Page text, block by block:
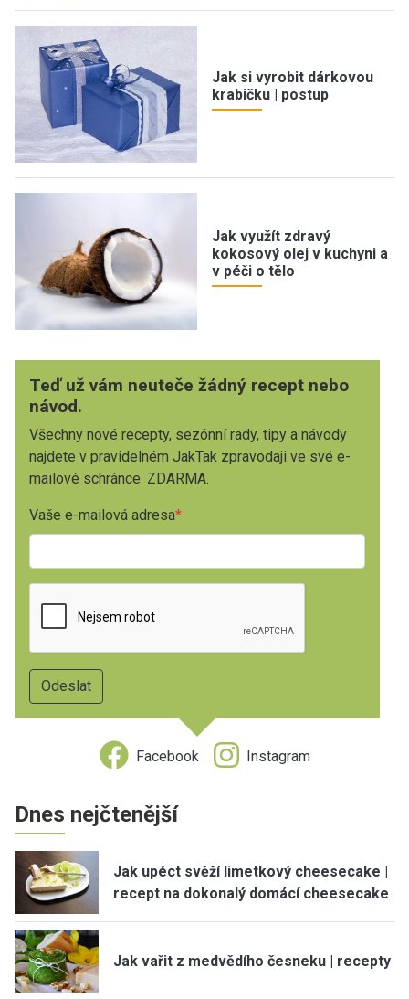
Jak si vyrobit dárkovou
krabičku | postup
Jak využít zdravý
kokosový olej v kuchyni a
v péči o tělo
Teď už vám neuteče žádný recept nebo
návod.
Všechny nové recepty, sezónní rady, tipy a návody
najdete v pravidelném JakTak zpravodaji ve své e-
mailové schránce. ZDARMA.
Vaše e-mailová adresa
Facebook Instagram
Dnes nejčtenější
Jak upéct svěží limetkový cheesecake |
recept na dokonalý domácí cheesecake
Jak vařit z medvědího česneku | recepty